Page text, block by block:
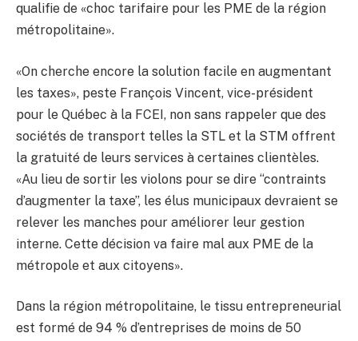
qualifie de «choc tarifaire pour les PME de la région
métropolitaine».
«On cherche encore la solution facile en augmentant
les taxes», peste François Vincent, vice-président
pour le Québec à la FCEI, non sans rappeler que des
sociétés de transport telles la STL et la STM offrent
la gratuité de leurs services à certaines clientèles.
«Au lieu de sortir les violons pour se dire ‘‘contraints
d’augmenter la taxe’’, les élus municipaux devraient se
relever les manches pour améliorer leur gestion
interne. Cette décision va faire mal aux PME de la
métropole et aux citoyens».
Dans la région métropolitaine, le tissu entrepreneurial
est formé de 94 % d’entreprises de moins de 50